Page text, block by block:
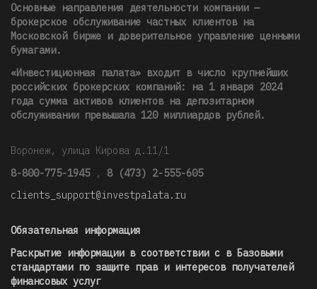
Основные направления деятельности компании —
брокерское обслуживание частных клиентов на
Московской бирже и доверительное управление ценными
бумагами.
«Инвестиционная палата» входит в число крупнейших
российских брокерских компаний: на 1 января 2024
года сумма активов клиентов на депозитарном
обслуживании превышала 120 миллиардов рублей.
Воронеж, улица Кирова д.11/1
8-800-775-1945 , 8 (473) 2-555-605
clients_support@investpalata.ru
Обязательная информация
Раскрытие информации в соответствии с в Базовыми
стандартами по защите прав и интересов получателей
финансовых услуг